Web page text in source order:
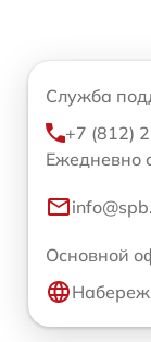
Служба
+7 (812)
Ежедневно
Основной